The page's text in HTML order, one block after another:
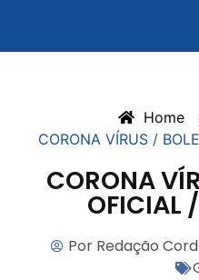
Home
CORONA VÍRUS /
CORONA
OFICIAL
Por Redação